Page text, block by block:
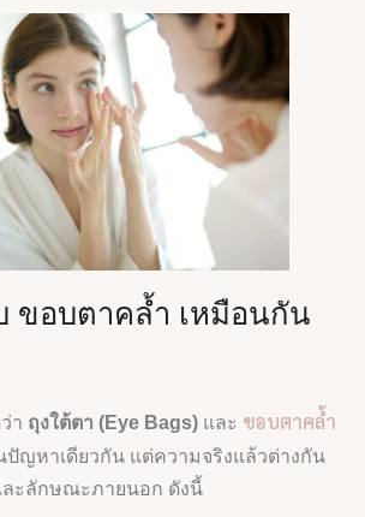
ขอบตาคล้ำ เหมือนกัน
า ถุงใต้ตา (Eye Bags) และ ขอบตาคล้ำ
ปัญหาเดียวกัน แต่ความจริงแล้วต่างกัน
ละลักษณะภายนอก ดังนี้